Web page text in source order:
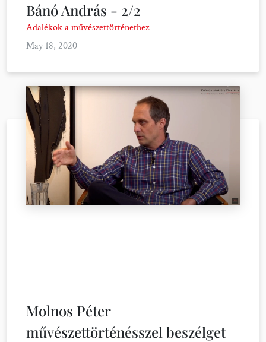
Bánó András - 2/2
Adalékok a művészettörténethez
May 18, 2020
Molnos Péter
művészettörténésszel beszélget